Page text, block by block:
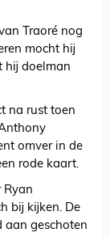
Traoré nog
mocht hij
hij doelman
na rust toen
omver in de
rode kaart.
Ryan
bij kijken. De
aan geschoten